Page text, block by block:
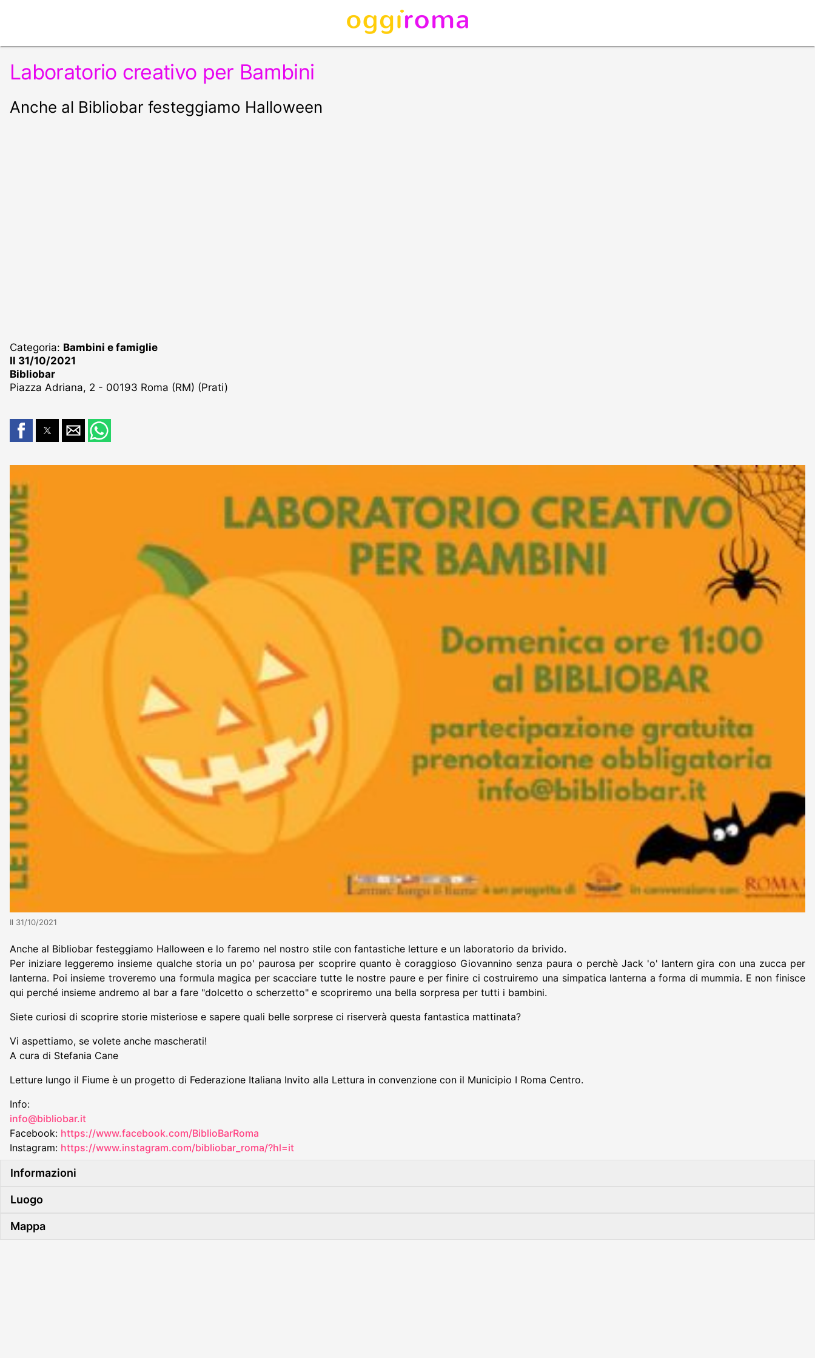
Laboratorio creativo per Bambini
Anche al Bibliobar festeggiamo Halloween
Categoria: Bambini e famiglie
Il 31/10/2021
Bibliobar
Piazza Adriana, 2 - 00193 Roma (RM) (Prati)
Il 31/10/2021
Anche al Bibliobar festeggiamo Halloween e lo faremo nel nostro stile con fantastiche letture e un laboratorio da brivido.
Per iniziare leggeremo insieme qualche storia un po' paurosa per scoprire quanto è coraggioso Giovannino senza paura o perchè Jack 'o' lantern gira con una zucca per
lanterna. Poi insieme troveremo una formula magica per scacciare tutte le nostre paure e per finire ci costruiremo una simpatica lanterna a forma di mummia. E non finisce
qui perché insieme andremo al bar a fare "dolcetto o scherzetto" e scopriremo una bella sorpresa per tutti i bambini.
Siete curiosi di scoprire storie misteriose e sapere quali belle sorprese ci riserverà questa fantastica mattinata?
Vi aspettiamo, se volete anche mascherati!
A cura di Stefania Cane
Letture lungo il Fiume è un progetto di Federazione Italiana Invito alla Lettura in convenzione con il Municipio I Roma Centro.
Info:
info@bibliobar.it
Facebook: https://www.facebook.com/BiblioBarRoma
Instagram: https://www.instagram.com/bibliobar_roma/?hl=it
Informazioni
Luogo
Mappa